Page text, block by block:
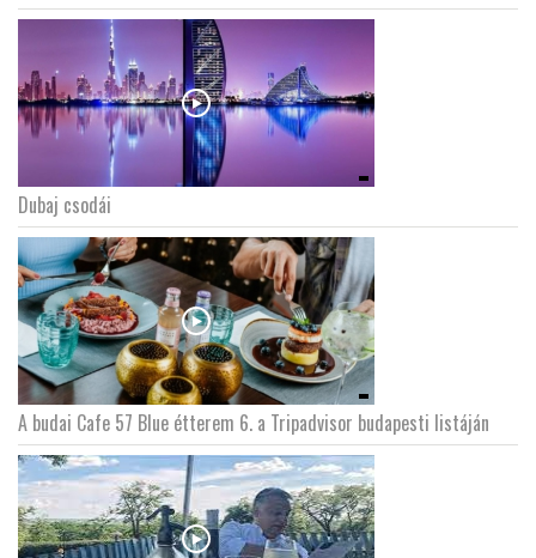
Dubaj csodái
A budai Cafe 57 Blue étterem 6. a Tripadvisor budapesti listáján